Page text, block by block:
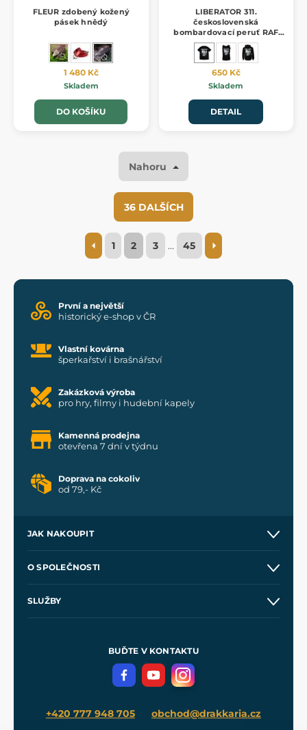
FLEUR zdobený kožený
pásek hnědý
1 480 Kč
Skladem
DO KOŠÍKU
LIBERATOR 311.
československá
bombardovací peruť RAF
TRIČKO pánské
650 Kč
Skladem
DETAIL
Nahoru
36 DALŠÍCH
1 2 3 … 45
První a největší
historický e-shop v ČR
Vlastní kovárna
šperkařství i brašnářství
Zakázková výroba
pro hry, filmy i hudební kapely
Kamenná prodejna
otevřena 7 dní v týdnu
Doprava na cokoliv
od 79,- Kč
JAK NAKOUPIT
Velkoobchod
O SPOLEČNOSTI
SLUŽBY
Meče pro Kingdom Come
BUĎTE V KONTAKTU
+420 777 948 705 obchod@drakkaria.cz